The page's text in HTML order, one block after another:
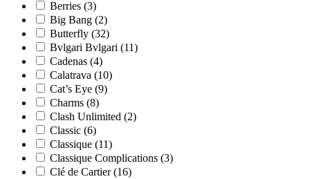
Berries (3)
Big Bang (2)
Butterfly (32)
Bvlgari Bvlgari (11)
Cadenas (4)
Calatrava (10)
Cat’s Eye (9)
Charms (8)
Clash Unlimited (2)
Classic (6)
Classique (11)
Classique Complications (3)
Clé de Cartier (16)